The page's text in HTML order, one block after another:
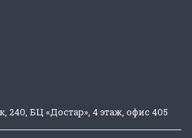
240, БЦ «Достар», 4 этаж, офис 405